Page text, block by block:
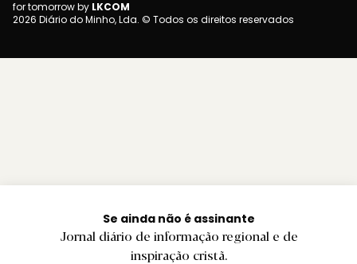
Se ainda não é assinante
Jornal diário de informação regional e de
inspiração cristã.
for tomorrow by LKCOM
2026 Diário do Minho, Lda. © Todos os direitos reservados